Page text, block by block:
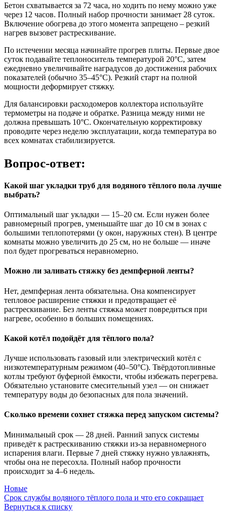
Бетон схватывается за 72 часа, но ходить по нему можно уже
через 12 часов. Полный набор прочности занимает 28 суток.
Включение обогрева до этого момента запрещено – резкий
нагрев вызовет растрескивание.
По истечении месяца начинайте прогрев плиты. Первые двое
суток подавайте теплоноситель температурой 20°C, затем
ежедневно увеличивайте наградусов до достижения рабочих
показателей (обычно 35–45°C). Резкий старт на полной
мощности деформирует стяжку.
Для балансировки расходомеров коллектора используйте
термометры на подаче и обратке. Разница между ними не
должна превышать 10°C. Окончательную корректировку
проводите через неделю эксплуатации, когда температура во
всех комнатах стабилизируется.
Вопрос-ответ:
Какой шаг укладки труб для водяного тёплого пола лучше
выбрать?
Оптимальный шаг укладки — 15–20 см. Если нужен более
равномерный прогрев, уменьшайте шаг до 10 см в зонах с
большими теплопотерями (у окон, наружных стен). В центре
комнаты можно увеличить до 25 см, но не больше — иначе
пол будет прогреваться неравномерно.
Можно ли заливать стяжку без демпферной ленты?
Нет, демпферная лента обязательна. Она компенсирует
тепловое расширение стяжки и предотвращает её
растрескивание. Без ленты стяжка может повредиться при
нагреве, особенно в больших помещениях.
Какой котёл подойдёт для тёплого пола?
Лучше использовать газовый или электрический котёл с
низкотемпературным режимом (40–50°C). Твёрдотопливные
котлы требуют буферной ёмкости, чтобы избежать перегрева.
Обязательно установите смесительный узел — он снижает
температуру воды до безопасных для пола значений.
Сколько времени сохнет стяжка перед запуском системы?
Минимальный срок — 28 дней. Ранний запуск системы
приведёт к растрескиванию стяжки из-за неравномерного
испарения влаги. Первые 7 дней стяжку нужно увлажнять,
чтобы она не пересохла. Полный набор прочности
происходит за 4–6 недель.
Новые
Срок службы водяного тёплого пола и что его сокращает
Вернуться к списку